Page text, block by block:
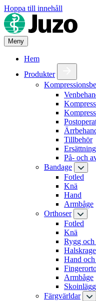
Hoppa till innehåll
Meny
Hem
Produkter
Tillbehör
På- och
Bandage
Fotled
Knä
Hand
Armbåge
Orthoser
Fotled
Knä
Rygg och
Halskrage
Hand
Armbåge
Skoinlägg
Färgvärldar